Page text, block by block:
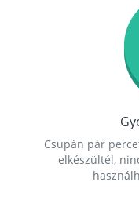
Csupán pár
elkészültél,